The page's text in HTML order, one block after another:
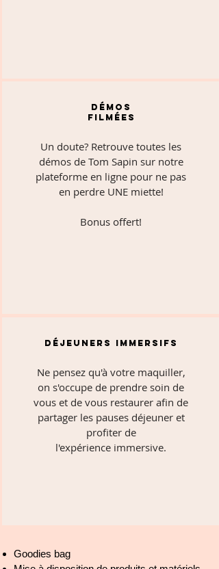
Démos
filmées
Un doute? Retrouve toutes les
démos de Tom Sapin sur notre
plateforme en ligne pour ne pas
en perdre UNE miette!
Bonus offert!
Déjeuners immersifs
Ne pensez qu'à votre maquiller,
on s'occupe de prendre soin de
vous et de vous restaurer afin de
partager les pauses déjeuner et
profiter de
l'expérience immersive.
Goodies bag